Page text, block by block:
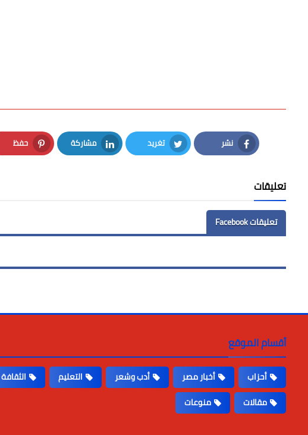
نشر
Facebook
تغريد
Twitter
مشاركة
LinkedIn
حفظ
Pinterest
تعليقات
تعليقات Facebook
أقسام الموقع
أحزاب أخبار مصر أدب وشعر التعليم الثقافة
مقالات
منوعات